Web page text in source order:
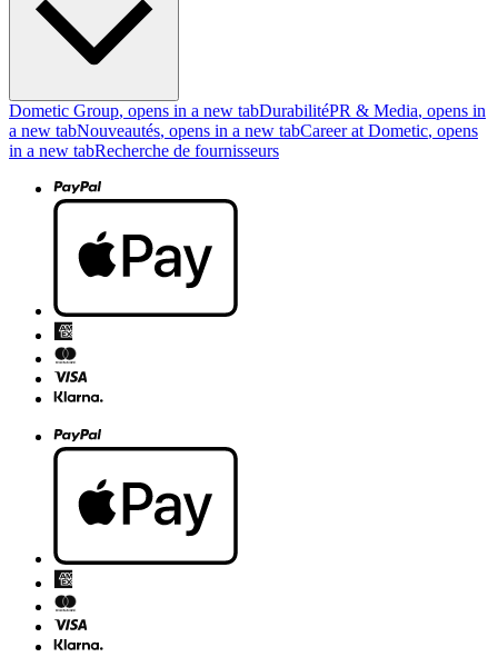
Dometic Group, opens in a new tabDurabilitéPR & Media, opens in
a new tabNouveautés, opens in a new tabCareer at Dometic, opens
in a new tabRecherche de fournisseurs